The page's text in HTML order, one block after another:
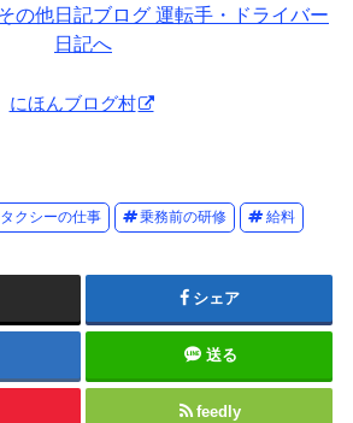
にほんブログ村
タクシーの仕事 乗務前の研修 給料
シェア
送る
feedly